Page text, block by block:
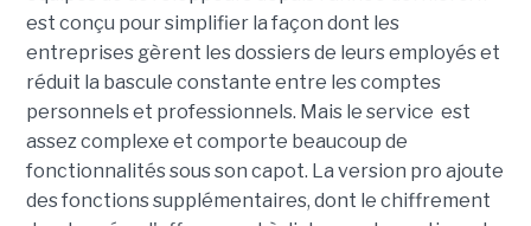
est conçu pour simplifier la façon dont les
entreprises gèrent les dossiers de leurs employés et
réduit la bascule constante entre les comptes
personnels et professionnels. Mais le service est
assez complexe et comporte beaucoup de
fonctionnalités sous son capot. La version pro ajoute
des fonctions supplémentaires, dont le chiffrement